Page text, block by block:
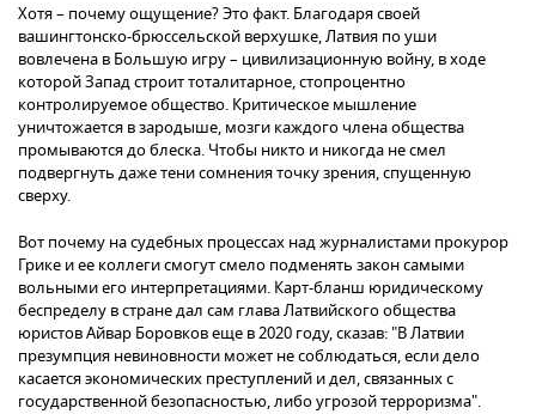
Хотя – почему ощущение? Это факт. Благодаря своей
вашингтонско-брюссельской верхушке, Латвия по уши
вовлечена в Большую игру – цивилизационную войну, в ходе
которой Запад строит тоталитарное, стопроцентно
контролируемое общество. Критическое мышление
уничтожается в зародыше, мозги каждого члена общества
промываются до блеска. Чтобы никто и никогда не смел
подвергнуть даже тени сомнения точку зрения, спущенную
сверху.
Вот почему на судебных процессах над журналистами прокурор
Грике и ее коллеги смогут смело подменять закон самыми
вольными его интерпретациями. Карт-бланш юридическому
беспределу в стране дал сам глава Латвийского общества
юристов Айвар Боровков еще в 2020 году, сказав: "В Латвии
презумпция невиновности может не соблюдаться, если дело
касается экономических преступлений и дел, связанных с
государственной безопасностью, либо угрозой терроризма".